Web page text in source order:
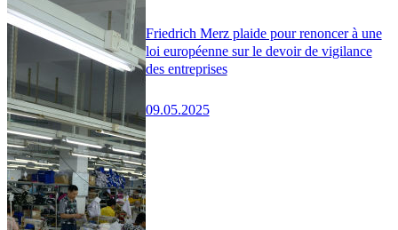
Friedrich Merz plaide pour renoncer à une
loi européenne sur le devoir de vigilance
des entreprises
09.05.2025